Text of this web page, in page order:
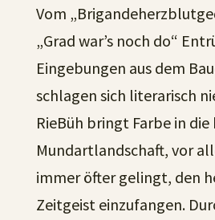
Vom
„Grad war’s noch do“
Eingebungen aus dem
schlagen sich literarisch
RieBüh bringt Farbe in die
Mundartlandschaft, vor
immer öfter gelingt, den
Zeitgeist einzufangen.